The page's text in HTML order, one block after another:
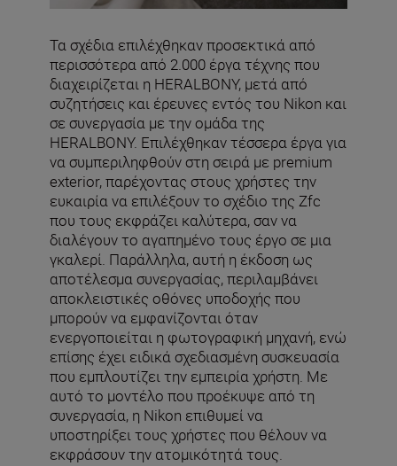
Τα σχέδια επιλέχθηκαν προσεκτικά από
περισσότερα από 2.000 έργα τέχνης που
διαχειρίζεται η HERALBONY, μετά από
συζητήσεις και έρευνες εντός του Nikon και
σε συνεργασία με την ομάδα της
HERALBONY. Επιλέχθηκαν τέσσερα έργα για
να συμπεριληφθούν στη σειρά με premium
exterior, παρέχοντας στους χρήστες την
ευκαιρία να επιλέξουν το σχέδιο της Zfc
που τους εκφράζει καλύτερα, σαν να
διαλέγουν το αγαπημένο τους έργο σε μια
γκαλερί. Παράλληλα, αυτή η έκδοση ως
αποτέλεσμα συνεργασίας, περιλαμβάνει
αποκλειστικές οθόνες υποδοχής που
μπορούν να εμφανίζονται όταν
ενεργοποιείται η φωτογραφική μηχανή, ενώ
επίσης έχει ειδικά σχεδιασμένη συσκευασία
που εμπλουτίζει την εμπειρία χρήστη. Με
αυτό το μοντέλο που προέκυψε από τη
συνεργασία, η Nikon επιθυμεί να
υποστηρίξει τους χρήστες που θέλουν να
εκφράσουν την ατομικότητά τους.